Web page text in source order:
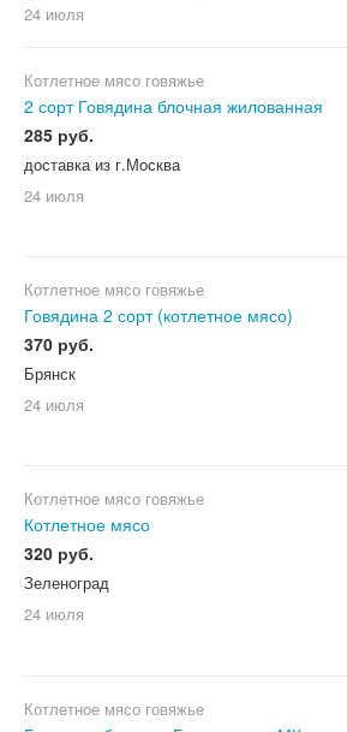
24 июля
Котлетное мясо говяжье
2 сорт Говядина блочная жилованная
285 руб.
доставка из г.Москва
24 июля
Котлетное мясо говяжье
Говядина 2 сорт (котлетное мясо)
370 руб.
Брянск
24 июля
Котлетное мясо говяжье
Котлетное мясо
320 руб.
Зеленоград
24 июля
Котлетное мясо говяжье